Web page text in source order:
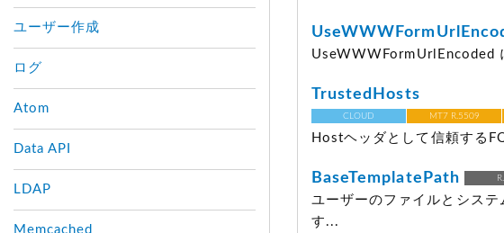
UseWWWFormUrlEncoded
TrustedHosts
CLOUD MT7 R.5509
Hostヘッダとして信頼する
BaseTemplatePath
ユーザーのファイルとシス
す...
ユーザー作成
ログ
Atom
Data API
LDAP
Memcached